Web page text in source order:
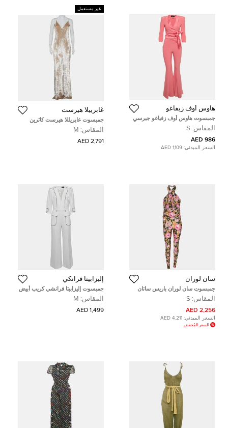
هاوس أوف زيفاغو
جمبسوت هاوس أوف زفياغو جيرسي
وردي بساقين مفلورتين إدون مقاس
صغير - سمول
المقاس: S
986 AED
السعر المبدئي: 1,109 AED
غير مستعمل
غابرييلا هيرست
جمبسوت غابريللا هيرست كاثرين
قطيفة بيج مقاس متوسط - ميديوم
المقاس: M
2,791 AED
سان لوران
جمبسوت سان لوران باريس ساتان
متعدد الألوان بطبعة زهري ممدود
ورباط عنق مقاس صغير
المقاس: S
2,256 AED
السعر المبدئي: 4,211 AED
السعر المُخفض
إليزابيتا فرانكي
جمبسوت إليزابيتا فرانشي كريب أبيض
بحدود متباينة مقاس متوسط - ميديم
المقاس: M
1,499 AED